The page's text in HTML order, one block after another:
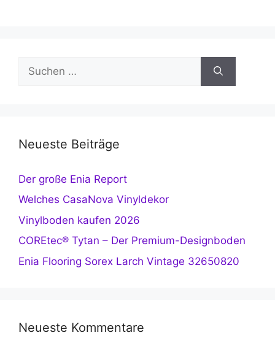
nach:
Neueste Beiträge
Der große Enia Report
Welches CasaNova Vinyldekor
Vinylboden kaufen 2026
COREtec® Tytan – Der Premium-Designboden
Enia Flooring Sorex Larch Vintage 32650820
Neueste Kommentare